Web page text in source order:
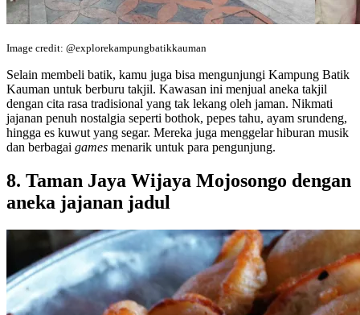
Image credit: @explorekampungbatikkauman
Selain membeli batik, kamu juga bisa mengunjungi Kampung Batik
Kauman untuk berburu takjil. Kawasan ini menjual aneka takjil
dengan cita rasa tradisional yang tak lekang oleh jaman. Nikmati
jajanan penuh nostalgia seperti bothok, pepes tahu, ayam srundeng,
hingga es kuwut yang segar. Mereka juga menggelar hiburan musik
dan berbagai games menarik untuk para pengunjung.
8. Taman Jaya Wijaya Mojosongo dengan
aneka jajanan jadul